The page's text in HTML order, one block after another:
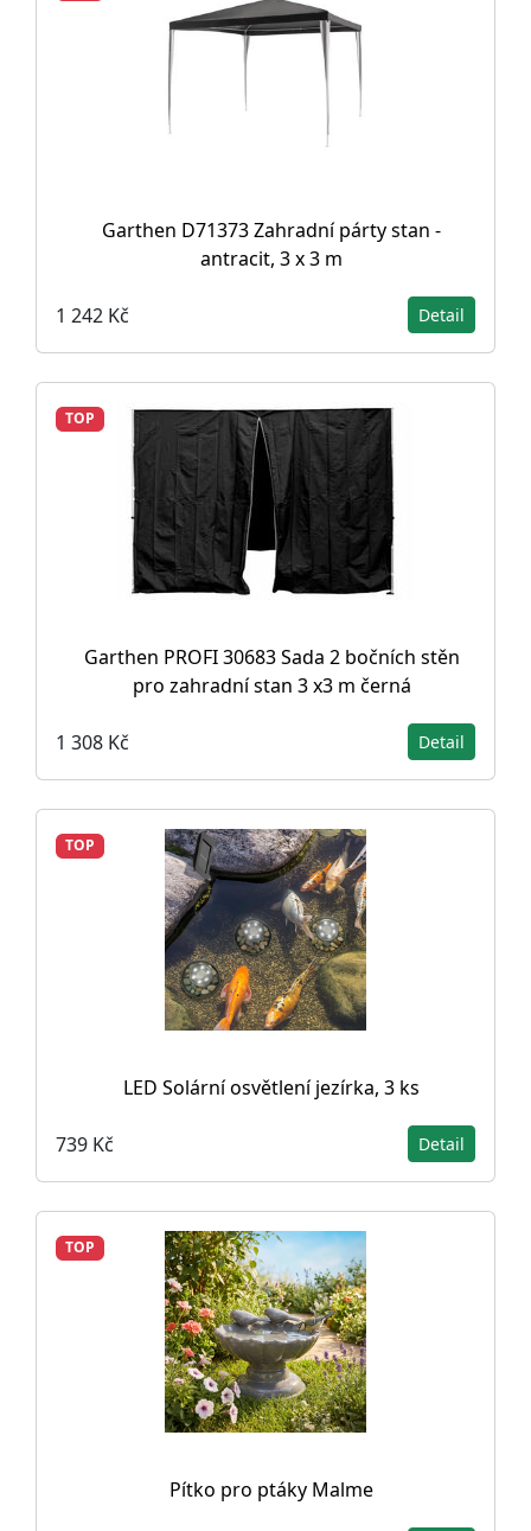
Garthen D71373 Zahradní párty stan -
antracit, 3 x 3 m
1 242 Kč Detail
TOP
Garthen PROFI 30683 Sada 2 bočních stěn
pro zahradní stan 3 x3 m černá
1 308 Kč Detail
TOP
LED Solární osvětlení jezírka, 3 ks
739 Kč Detail
TOP
Pítko pro ptáky Malme